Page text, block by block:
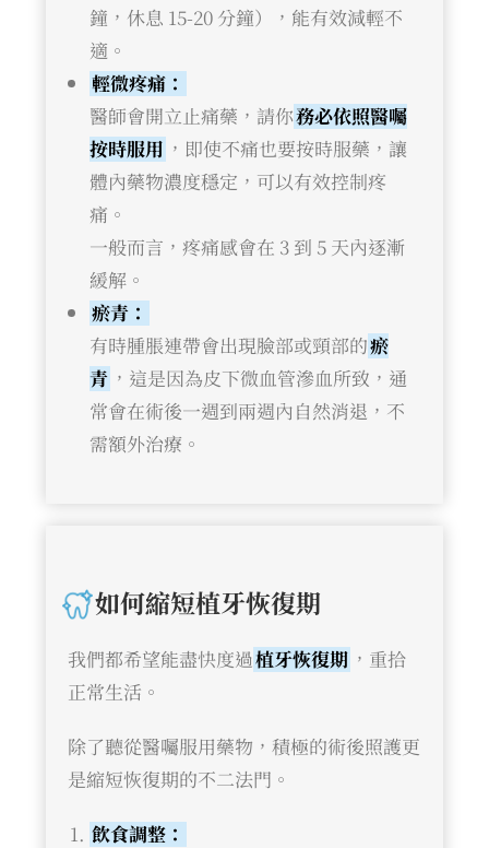
鐘，休息 15-20 分鐘），能有效減輕不
適。
輕微疼痛：
醫師會開立止痛藥，請你務必依照醫囑
按時服用 ，即使不痛也要按時服藥，讓
體內藥物濃度穩定，可以有效控制疼
痛。
一般而言，疼痛感會在 3 到 5 天內逐漸
緩解。
瘀青：
有時腫脹連帶會出現臉部或頸部的瘀
青 ，這是因為皮下微血管滲血所致，通
常會在術後一週到兩週內自然消退，不
需額外治療。
如何縮短植牙恢復期
我們都希望能盡快度過植牙恢復期 ，重拾
正常生活。
除了聽從醫囑服用藥物，積極的術後照護更
是縮短恢復期的不二法門。
飲食調整：